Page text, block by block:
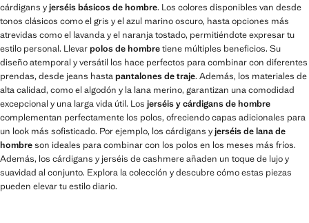
cárdigans yjerséis básicos de hombre. Los colores disponibles van desde
tonos clásicos como el gris y el azul marino oscuro, hasta opciones más
atrevidas como el lavanda y el naranja tostado, permitiéndote expresar tu
estilo personal. Llevarpolos de hombretiene múltiples beneficios. Su
diseño atemporal y versátil los hace perfectos para combinar con diferentes
prendas, desde jeans hastapantalones de traje. Además, los materiales de
alta calidad, como el algodón y la lana merino, garantizan una comodidad
excepcional y una larga vida útil. Los jerséis y cárdigans de hombre
complementan perfectamente los polos, ofreciendo capas adicionales para
un look más sofisticado. Por ejemplo, los cárdigans yjerséis de lana de
hombreson ideales para combinar con los polos en los meses más fríos.
Además, los cárdigans y jerséis de cashmere añaden un toque de lujo y
suavidad al conjunto. Explora la colección y descubre cómo estas piezas
pueden elevar tu estilo diario.